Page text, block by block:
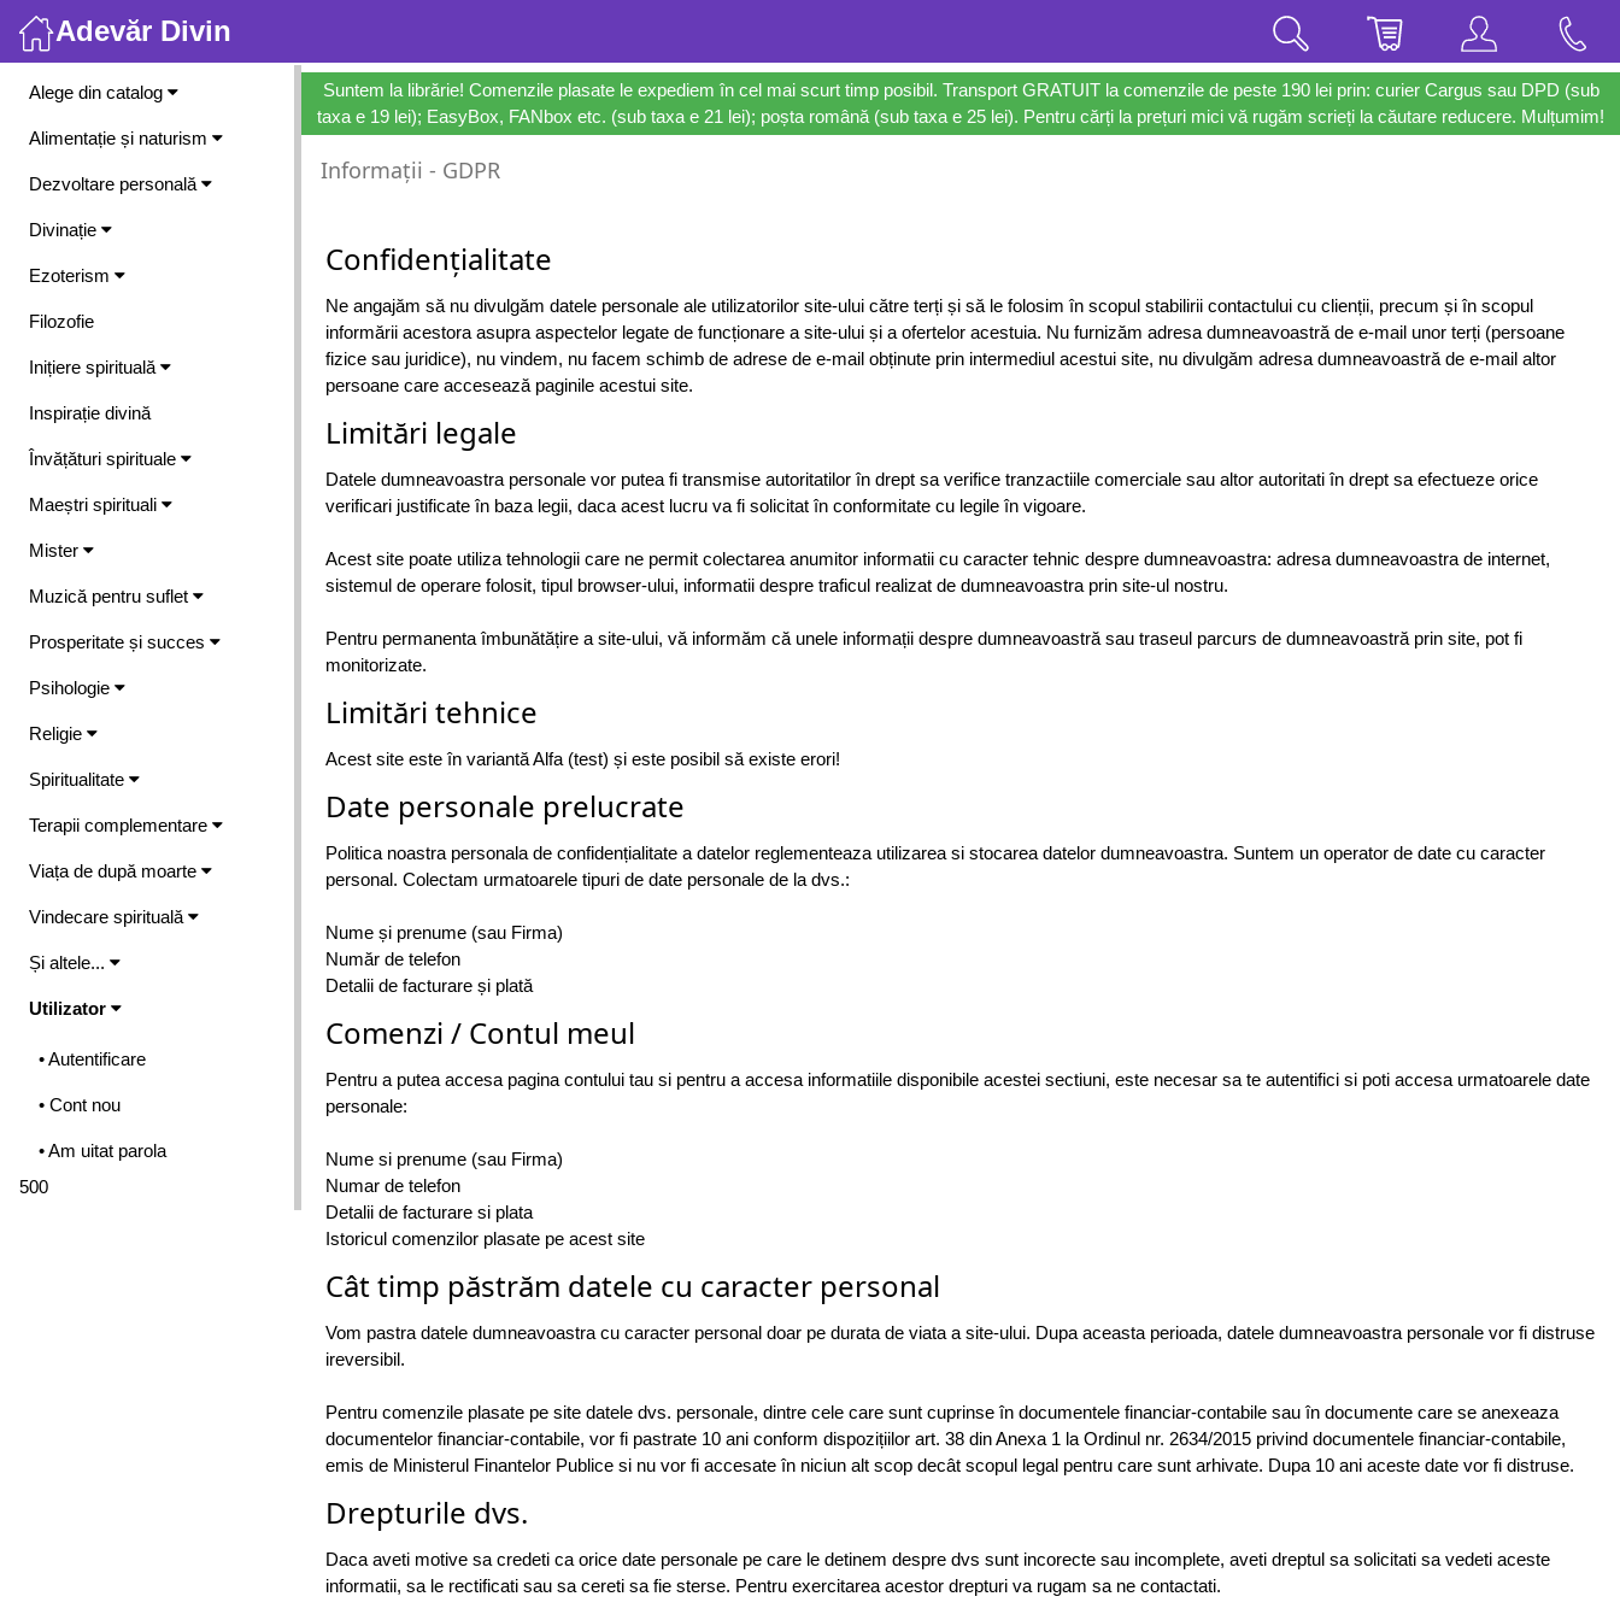
Adevăr Divin
Meniu
Alege din catalog
Alimentație și naturism
Dezvoltare personală
Divinație
Ezoterism
Filozofie
Inițiere spirituală
Inspirație divină
Învățături spirituale
Maeștri spirituali
Mister
Muzică pentru suflet
Prosperitate și succes
Psihologie
Religie
Spiritualitate
Terapii complementare
Viața de după moarte
Vindecare spirituală
Și altele...
Utilizator
• Autentificare
• Cont nou
• Am uitat parola
500
Suntem la librărie! Comenzile plasate le expediem în cel mai scurt timp posibil. Transport GRATUIT la comenzile de peste 190 lei prin: curier Cargus sau DPD (sub
taxa e 19 lei); EasyBox, FANbox etc. (sub taxa e 21 lei); poșta română (sub taxa e 25 lei). Pentru cărți la prețuri mici vă rugăm scrieți la căutare reducere. Mulțumim!
Informații - GDPR
Confidențialitate
Ne angajăm să nu divulgăm datele personale ale utilizatorilor site-ului către terți și să le folosim în scopul stabilirii contactului cu clienții, precum și în scopul
informării acestora asupra aspectelor legate de funcționare a site-ului și a ofertelor acestuia. Nu furnizăm adresa dumneavoastră de e-mail unor terți (persoane
fizice sau juridice), nu vindem, nu facem schimb de adrese de e-mail obținute prin intermediul acestui site, nu divulgăm adresa dumneavoastră de e-mail altor
persoane care accesează paginile acestui site.
Limitări legale
Datele dumneavoastra personale vor putea fi transmise autoritatilor în drept sa verifice tranzactiile comerciale sau altor autoritati în drept sa efectueze orice
verificari justificate în baza legii, daca acest lucru va fi solicitat în conformitate cu legile în vigoare.
Acest site poate utiliza tehnologii care ne permit colectarea anumitor informatii cu caracter tehnic despre dumneavoastra: adresa dumneavoastra de internet,
sistemul de operare folosit, tipul browser-ului, informatii despre traficul realizat de dumneavoastra prin site-ul nostru.
Pentru permanenta îmbunătățire a site-ului, vă informăm că unele informații despre dumneavoastră sau traseul parcurs de dumneavoastră prin site, pot fi
monitorizate.
Limitări tehnice
Acest site este în variantă Alfa (test) și este posibil să existe erori!
Date personale prelucrate
Politica noastra personala de confidențialitate a datelor reglementeaza utilizarea si stocarea datelor dumneavoastra. Suntem un operator de date cu caracter
personal. Colectam urmatoarele tipuri de date personale de la dvs.:
Nume și prenume (sau Firma)
Număr de telefon
Detalii de facturare și plată
Comenzi / Contul meul
Pentru a putea accesa pagina contului tau si pentru a accesa informatiile disponibile acestei sectiuni, este necesar sa te autentifici si poti accesa urmatoarele date
personale:
Nume si prenume (sau Firma)
Numar de telefon
Detalii de facturare si plata
Istoricul comenzilor plasate pe acest site
Cât timp păstrăm datele cu caracter personal
Vom pastra datele dumneavoastra cu caracter personal doar pe durata de viata a site-ului. Dupa aceasta perioada, datele dumneavoastra personale vor fi distruse
ireversibil.
Pentru comenzile plasate pe site datele dvs. personale, dintre cele care sunt cuprinse în documentele financiar-contabile sau în documente care se anexeaza
documentelor financiar-contabile, vor fi pastrate 10 ani conform dispozițiilor art. 38 din Anexa 1 la Ordinul nr. 2634/2015 privind documentele financiar-contabile,
emis de Ministerul Finantelor Publice si nu vor fi accesate în niciun alt scop decât scopul legal pentru care sunt arhivate. Dupa 10 ani aceste date vor fi distruse.
Drepturile dvs.
Daca aveti motive sa credeti ca orice date personale pe care le detinem despre dvs sunt incorecte sau incomplete, aveti dreptul sa solicitati sa vedeti aceste
informatii, sa le rectificati sau sa cereti sa fie sterse. Pentru exercitarea acestor drepturi va rugam sa ne contactati.